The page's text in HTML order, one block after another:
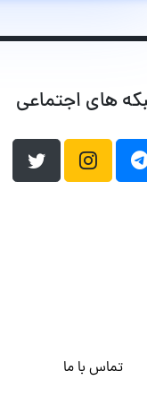
های اجتماعی
تماس با ما